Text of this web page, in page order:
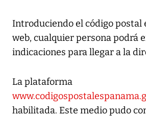
Introduciendo el código postal
web, cualquier persona podrá
indicaciones para llegar a la
La plataforma
habilitada. Este medio pudo